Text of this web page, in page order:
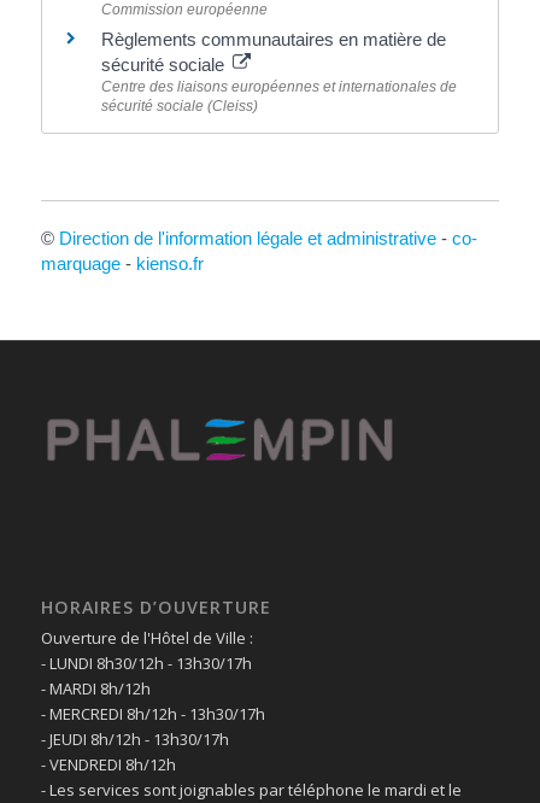
Commission européenne
Règlements communautaires en matière de
sécurité sociale
Centre des liaisons européennes et internationales de
sécurité sociale (Cleiss)
© Direction de l'information légale et administrative- co-
marquage- kienso.fr
HORAIRES D’OUVERTURE
Ouverture de l'Hôtel de Ville :
- LUNDI 8h30/12h - 13h30/17h
- MARDI 8h/12h
- MERCREDI 8h/12h - 13h30/17h
- JEUDI 8h/12h - 13h30/17h
- VENDREDI 8h/12h
- Les services sont joignables par téléphone le mardi et le